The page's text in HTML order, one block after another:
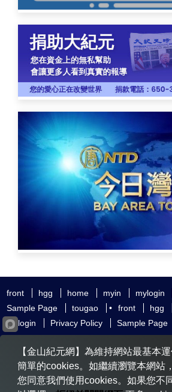
front hgg home myin mylogin
Sample Page
tougao • front hgg
mylogin
Privacy Policy Sample Page
友好鏈接 追查國際 新唐人電視
神
大紀元時報
希望之聲 全球退黨服務中
無界網
【金山紀元網】為維持網站最基本
簡單的cookies。如繼續瀏覽本網站
您同意我們使用cookies。如果您不